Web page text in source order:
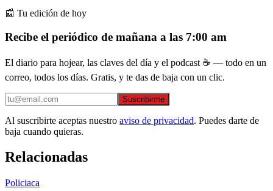
📰 Tu edición de hoy
Recibe el periódico de mañana a las 7:00 am
El diario para hojear, las claves del día y el podcast ☕ — todo en un
correo, todos los días. Gratis, y te das de baja con un clic.
Suscribirme
Al suscribirte aceptas nuestro aviso de privacidad. Puedes darte de
baja cuando quieras.
Relacionadas
Policiaca